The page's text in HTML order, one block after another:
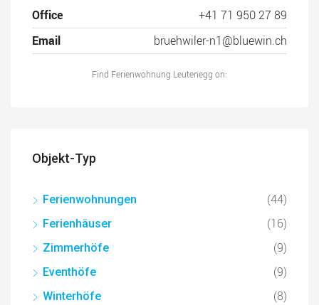
Office
+41 71 950 27 89
Email
bruehwiler-n1@bluewin.ch
Find Ferienwohnung Leutenegg on:
Objekt-Typ
Ferienwohnungen (44)
Ferienhäuser (16)
Zimmerhöfe (9)
Eventhöfe (9)
Winterhöfe (8)